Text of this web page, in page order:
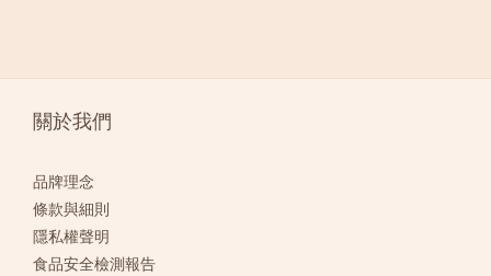
關於我們
品牌理念
條款與細則
隱私權聲明
食品安全檢測報告